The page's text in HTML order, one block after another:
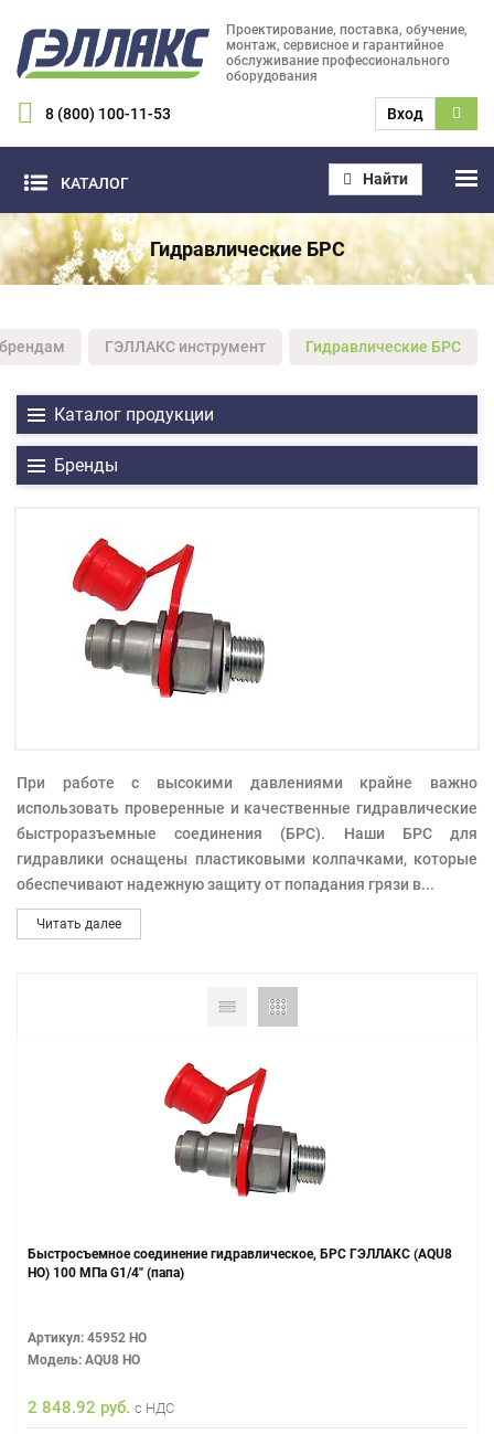
Проектирование, поставка, обучение,
монтаж, сервисное и гарантийное
обслуживание профессионального
оборудования
8 (800) 100-11-53 Вход
КАТАЛОГ Найти
Гидравлические БРС
ГЭЛЛАКС инструмент Гидравлические БРС
Каталог продукции
Бренды
При работе с высокими давлениями крайне важно
использовать проверенные и качественные гидравлические
быстроразъемные соединения (БРС). Наши БРС для
гидравлики оснащены пластиковыми колпачками, которые
обеспечивают надежную защиту от попадания грязи в...
Читать далее
Быстросъемное соединение гидравлическое, БРС ГЭЛЛАКС (AQU8
НО) 100 МПа G1/4" (папа)
Артикул: 45952 НО
Модель: AQU8 НО
2 848.92 руб. с НДС